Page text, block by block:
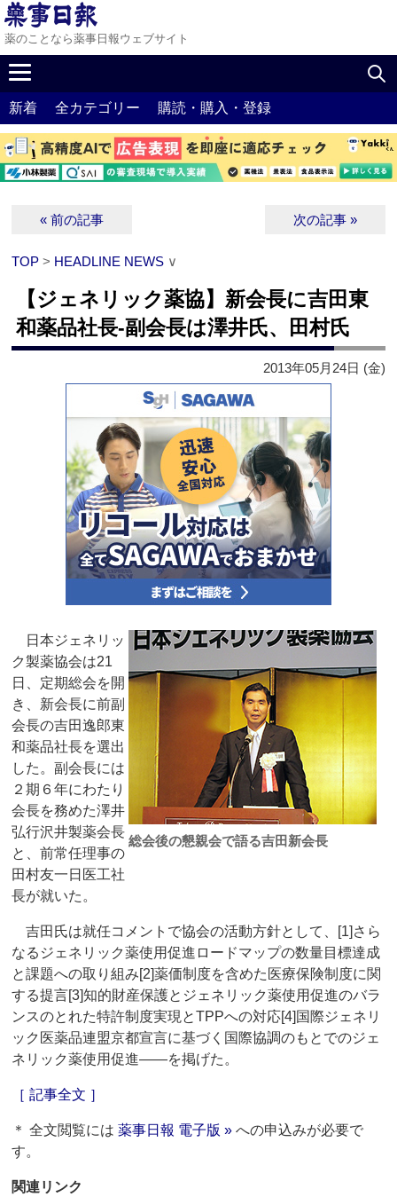
薬のことなら薬事日報ウェブサイト
新着 全カテゴリー 購読・購入・登録
« 前の記事 次の記事 »
TOP > HEADLINE NEWS ∨
【ジェネリック薬協】新会長に吉田東
和薬品社長‐副会長は澤井氏、田村氏
2013年05月24日 (金)
総会後の懇親会で語る吉田新会長
日本ジェネリッ
ク製薬協会は21
日、定期総会を開
き、新会長に前副
会長の吉田逸郎東
和薬品社長を選出
した。副会長には
２期６年にわたり
会長を務めた澤井
弘行沢井製薬会長
と、前常任理事の
田村友一日医工社
長が就いた。
吉田氏は就任コメントで協会の活動方針として、[1]さら
なるジェネリック薬使用促進ロードマップの数量目標達成
と課題への取り組み[2]薬価制度を含めた医療保険制度に関
する提言[3]知的財産保護とジェネリック薬使用促進のバラ
ンスのとれた特許制度実現とTPPへの対応[4]国際ジェネリ
ック医薬品連盟京都宣言に基づく国際協調のもとでのジェ
ネリック薬使用促進――を掲げた。
［ 記事全文 ］
＊ 全文閲覧には薬事日報 電子版 » への申込みが必要で
す。
関連リンク